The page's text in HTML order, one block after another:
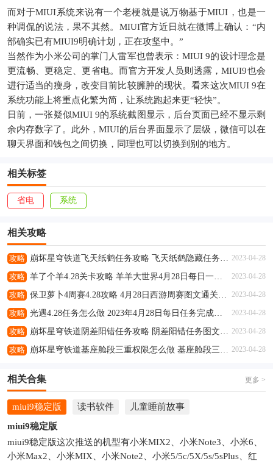
而对于MIUI系统来说有一个老梗就是说万物基于MIUI，也是一
种调侃的说法，果不其然。MIUI官方近日就在微博上确认：“内
部确实已有MIUI9明确计划，正在攻坚中。”
当然作为小米公司的掌门人雷军也曾表示：MIUI 9的设计理念是
更流畅、更稳定、更省电。而官方开发人员则透露，MIUI9也会
进行适当的瘦身，改变目前比较臃肿的现状。看来这次MIUI 9在
系统功能上将重点化繁为简，让系统跑起来更“轻快”。
日前，一张疑似MIUI 9的系统截图显示，后台页面已经不显示剩
余内存数字了。此外，MIUI的后台界面显示了层级，微信可以在
聊天界面和钱包之间切换，同理也可以切换到别的地方。
相关标签
省电 系统
相关攻略
攻略 2023-04-28
攻略 2023-04-28
攻略 2023-04-28
攻略 2023-04-28
攻略 2023-04-28
攻略 2023-04-28
相关合集 更多 >
miui9稳定版 读书软件
儿童睡前故事
miui9稳定版
miui9稳定版这次推送的机型有小米MIX2、小米Note3、小米6、
小米Max2、小米MIX、小米Note2、小米5/5c/5X/5s/5sPlus、红